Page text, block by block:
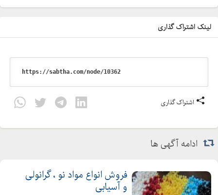
لینک اشتراک گذاری
اشتراک گذاری
ادامه آگهی ها
فروش انواع مواد نو ، گرانولی
و آسیابی